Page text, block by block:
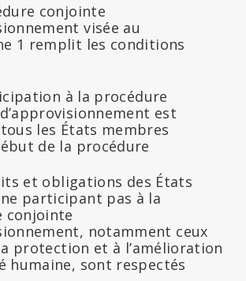
conjointe
visée au
1 remplit les conditions
à la procédure
est
les États membres
de la procédure
et obligations des États
participant pas à la
conjointe
notamment ceux
protection et à l’amélioration
humaine, sont respectés